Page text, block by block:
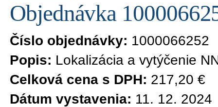
Objednávka
Číslo objednávky: 1000066252
Popis: Lokalizácia a vytýčenie
Celková cena s DPH: 217,20 €
Dátum vystavenia: 11. 12. 2024